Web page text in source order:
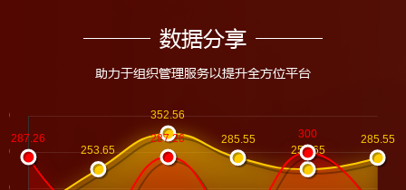
数据分享
助力于组织管理服务以提升全方位平台